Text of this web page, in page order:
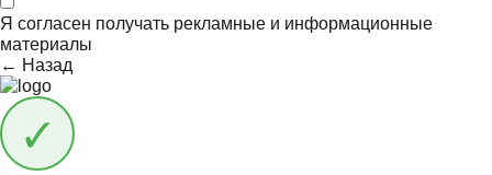
Я согласен получать рекламные и информационные
материалы
← Назад